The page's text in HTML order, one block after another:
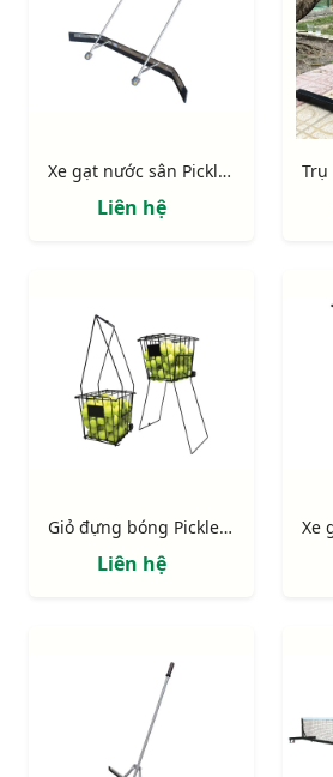
Xe gạt nước sân Pickleball bằng inox
Liên hệ
Giỏ đựng bóng Pickleball
Liên hệ